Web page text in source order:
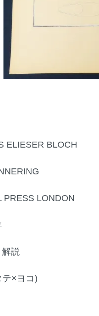
ELIESER BLOCH
PRESS LONDON
解説
×ヨコ)